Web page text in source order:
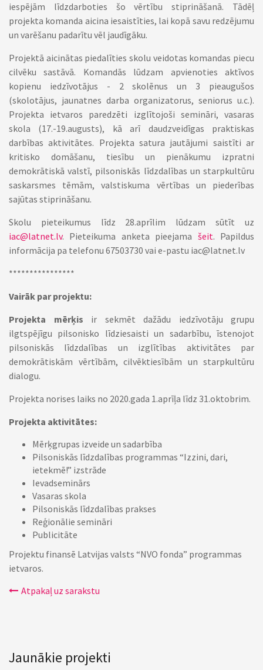
iespējām līdzdarboties šo vērtību stiprināšanā. Tādēļ
projekta komanda aicina iesaistīties, lai kopā savu redzējumu
un varēšanu padarītu vēl jaudīgāku.
Projektā aicinātas piedalīties skolu veidotas komandas piecu
cilvēku sastāvā. Komandās lūdzam apvienoties aktīvos
kopienu iedzīvotājus - 2 skolēnus un 3 pieaugušos
(skolotājus, jaunatnes darba organizatorus, seniorus u.c.).
Projekta ietvaros paredzēti izglītojoši semināri, vasaras
skola (17.-19.augusts), kā arī daudzveidīgas praktiskas
darbības aktivitātes. Projekta satura jautājumi saistīti ar
kritisko domāšanu, tiesību un pienākumu izpratni
demokrātiskā valstī, pilsoniskās līdzdalības un starpkultūru
saskarsmes tēmām, valstiskuma vērtības un piederības
sajūtas stiprināšanu.
Skolu pieteikumus līdz 28.aprīlim lūdzam sūtīt uz
iac@latnet.lv. Pieteikuma anketa pieejama šeit. Papildus
informācija pa telefonu 67503730 vai e-pastu iac@latnet.lv
****************
Vairāk par projektu:
Projekta mērķis ir sekmēt dažādu iedzīvotāju grupu
ilgtspējīgu pilsonisko līdziesaisti un sadarbību, īstenojot
pilsoniskās līdzdalības un izglītības aktivitātes par
demokrātiskām vērtībām, cilvēktiesībām un starpkultūru
dialogu.
Projekta norises laiks no 2020.gada 1.aprīļa līdz 31.oktobrim.
Projekta aktivitātes:
Mērķgrupas izveide un sadarbība
Pilsoniskās līdzdalības programmas “Izzini, dari,
ietekmē!” izstrāde
Ievadseminārs
Vasaras skola
Pilsoniskās līdzdalības prakses
Reģionālie semināri
Publicitāte
Projektu finansē Latvijas valsts “NVO fonda” programmas
ietvaros.
Atpakaļ uz sarakstu
Jaunākie projekti